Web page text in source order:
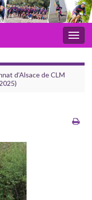
d’Alsace de CLM